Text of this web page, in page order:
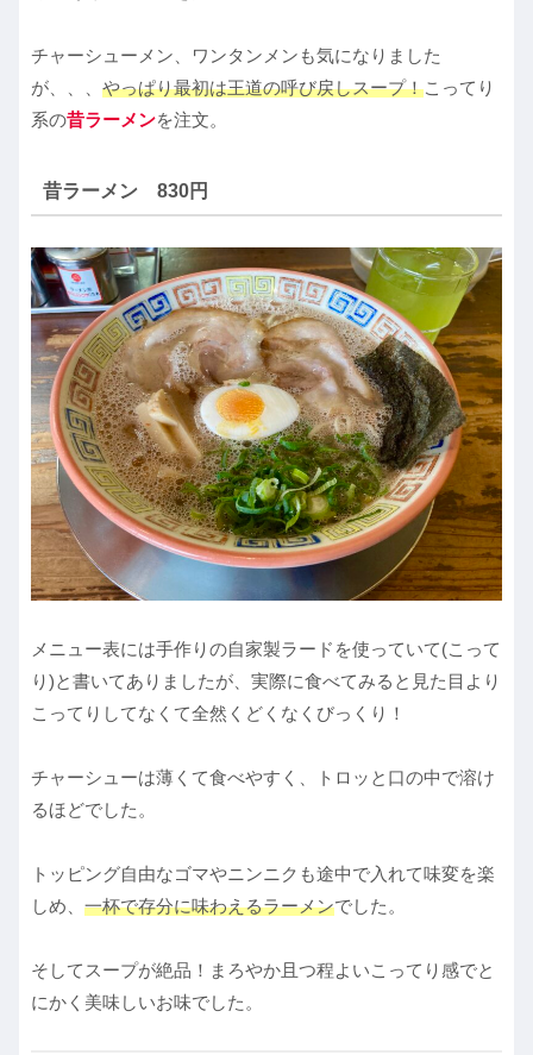
チャーシューメン、ワンタンメンも気になりました
が、、、 やっぱり最初は王道の呼び戻しスープ！こってり
系の昔ラーメンを注文。
昔ラーメン 830円
メニュー表には手作りの自家製ラードを使っていて(こって
り)と書いてありましたが、実際に食べてみると見た目より
こってりしてなくて全然くどくなくびっくり！
チャーシューは薄くて食べやすく、トロッと口の中で溶け
るほどでした。
トッピング自由なゴマやニンニクも途中で入れて味変を楽
しめ、 一杯で存分に味わえるラーメンでした。
そしてスープが絶品！まろやか且つ程よいこってり感でと
にかく美味しいお味でした。